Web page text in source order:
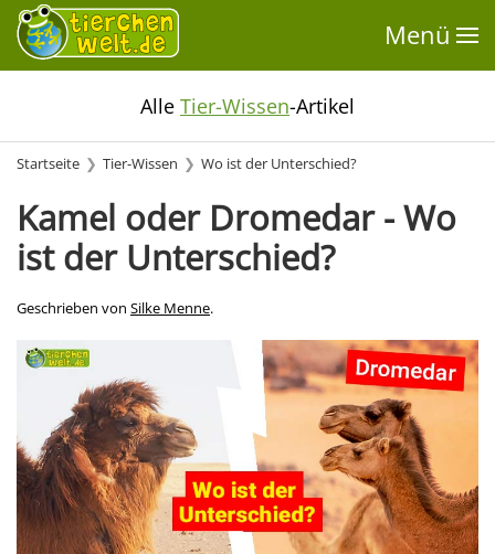
Menü
Alle Tier-Wissen-Artikel
Startseite Tier-Wissen Wo ist der Unterschied?
Kamel oder Dromedar - Wo
ist der Unterschied?
Geschrieben von Silke Menne.